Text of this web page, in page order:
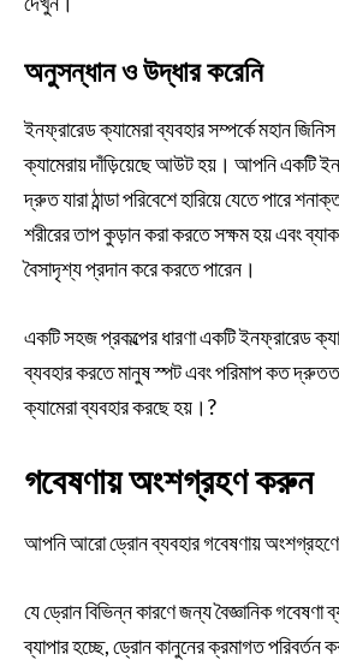
অনুসন্ধান ও উদ্ধার করেনি
ইনফ্রারেড ক্যামেরা ব্যবহার সম্পর্কে মহান
ক্যামেরায় দাঁড়িয়েছে আউট হয়। আপনি একটি
দ্রুত যারা ঠান্ডা পরিবেশে হারিয়ে যেতে পারে
শরীরের তাপ কুড়ান করা করতে সক্ষম হয় এবং
বৈসাদৃশ্য প্রদান করে করতে পারেন।
একটি সহজ প্রকল্পের ধারণা একটি ইনফ্রারেড
ব্যবহার করতে মানুষ স্পট এবং পরিমাপ কত
ক্যামেরা ব্যবহার করছে হয়।?
গবেষণায় অংশগ্রহণ করুন
আপনি আরো ড্রোন ব্যবহার গবেষণায়
যে ড্রোন বিভিন্ন কারণে জন্য বৈজ্ঞানিক গবেষণা
ব্যাপার হচ্ছে, ড্রোন কানুনের ক্রমাগত পরিবর্তন